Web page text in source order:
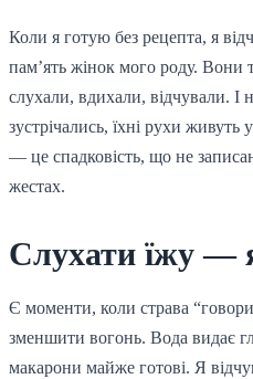
Коли я готую без рецепта, я
пам’ять жінок мого роду. Вони
слухали, вдихали, відчували. І
зустрічались, їхні рухи
— це спадковість, що не
жестах.
Слухати їжу —
Є моменти, коли страва
зменшити вогонь. Вода видає
макарони майже готові. Я